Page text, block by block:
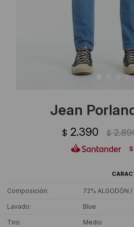
Jean
$ 2.390 $
$
Composición 72% ALGODÓN /
Lavado Blue
Tiro Medio
Camisas y blusas